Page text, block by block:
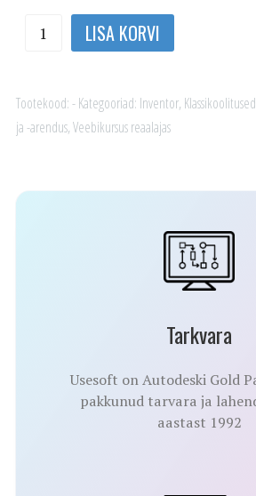
Inventor
koostumodelleerimise
ning
kogus
LISA KORVI
Tootekood:-Kategooriad: Inventor, Klassikoolitused
ja -arendus,Veebikursus reaalajas
Tarkvara
Usesoft on Autodeski Gold
pakkunud tarvara ja
aastast 1992